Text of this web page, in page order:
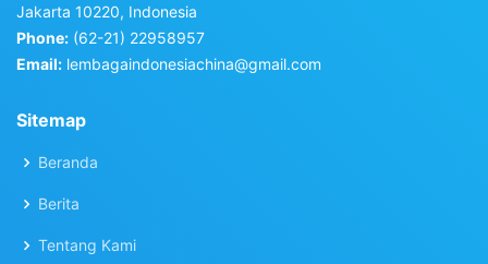
Jakarta 10220, Indonesia
Phone: (62-21) 22958957
Email: lembagaindonesiachina@gmail.com
Sitemap
Beranda
Berita
Tentang Kami